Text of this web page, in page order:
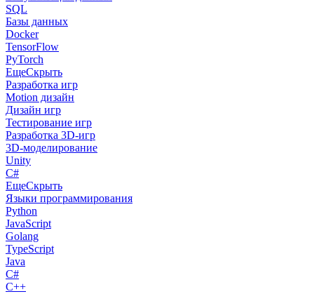
SQL
Базы данных
Docker
TensorFlow
PyTorch
ЕщеСкрыть
Разработка игр
Motion дизайн
Дизайн игр
Тестирование игр
Разработка 3D-игр
3D-моделирование
Unity
C#
ЕщеСкрыть
Языки программирования
Python
JavaScript
Golang
TypeScript
Java
C#
C++